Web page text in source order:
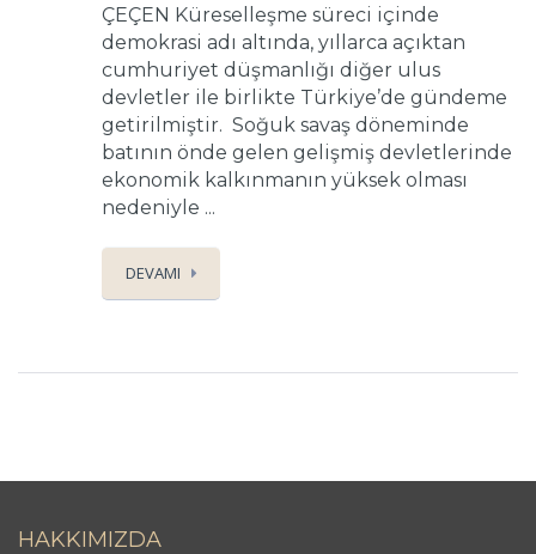
ÇEÇEN Küreselleşme süreci içinde
demokrasi adı altında, yıllarca açıktan
cumhuriyet düşmanlığı diğer ulus
devletler ile birlikte Türkiye’de gündeme
getirilmiştir. Soğuk savaş döneminde
batının önde gelen gelişmiş devletlerinde
ekonomik kalkınmanın yüksek olması
nedeniyle ...
DEVAMI
HAKKIMIZDA